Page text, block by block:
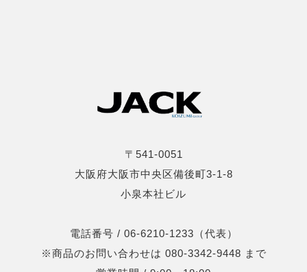
〒541-0051
大阪府大阪市中央区備後町3-1-8
小泉本社ビル
電話番号 / 06-6210-1233（代表）
※商品のお問い合わせは 080-3342-9448 まで